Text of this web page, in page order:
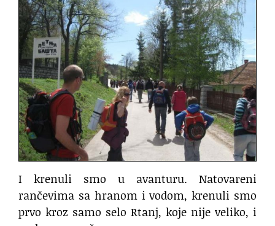
I krenuli smo u avanturu. Natovareni
rančevima sa hranom i vodom, krenuli smo
prvo kroz samo selo Rtanj, koje nije veliko, i